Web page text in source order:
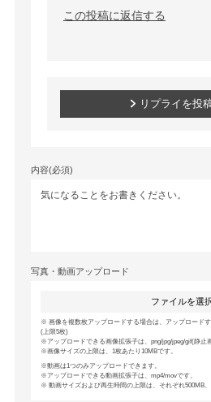
この投稿に返信する
リプライを投
内容(必須)
写真・動画アップロード
ファイルを選
画像を複数枚アップロードする場合は、アップロード
(上限5枚)
アップロードできる画像拡張子は、png/jpg/jpeg/gif(静止
画像サイズの上限は、1枚あたり10MBです。
動画は1つのみアップロードできます。
アップロードできる動画拡張子は、mp4/movです。
動画サイズおよび再生時間の上限は、それぞれ500MB、